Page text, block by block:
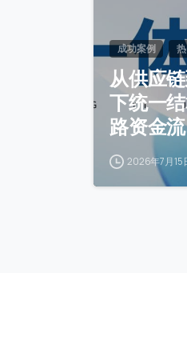
成功案例
从供应
下统一
路资金
2026年7月15